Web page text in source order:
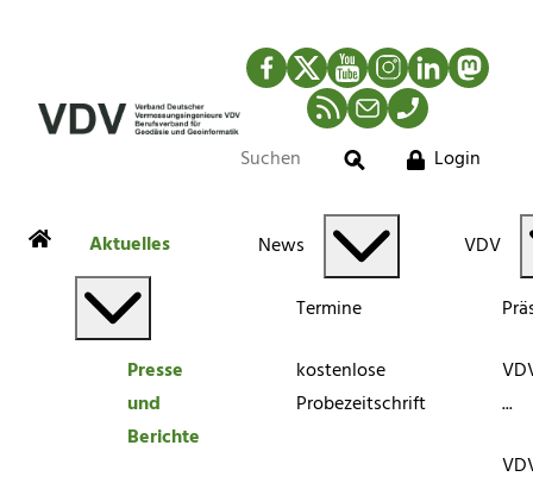
Facebook
TwitterYouTubeInstagram
LinkedIn
RSS-Newsfeed
MailTelefon
Suche
Login
Aktuelles
Presse
und
Berichte
News
Termine
kostenlose
Probezeitschrift
VDV
...